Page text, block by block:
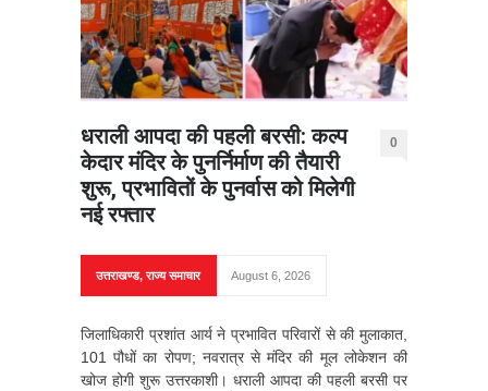
धराली आपदा की पहली बरसी: कल्प
केदार मंदिर के पुनर्निर्माण की तैयारी
शुरू, प्रभावितों के पुनर्वास को मिलेगी
नई रफ्तार
0
उत्तराखण्ड,राज्य समाचार August 6, 2026
जिलाधिकारी प्रशांत आर्य ने प्रभावित परिवारों से की मुलाकात,
101 पौधों का रोपण; नवरात्र से मंदिर की मूल लोकेशन की
खोज होगी शुरू उत्तरकाशी। धराली आपदा की पहली बरसी पर